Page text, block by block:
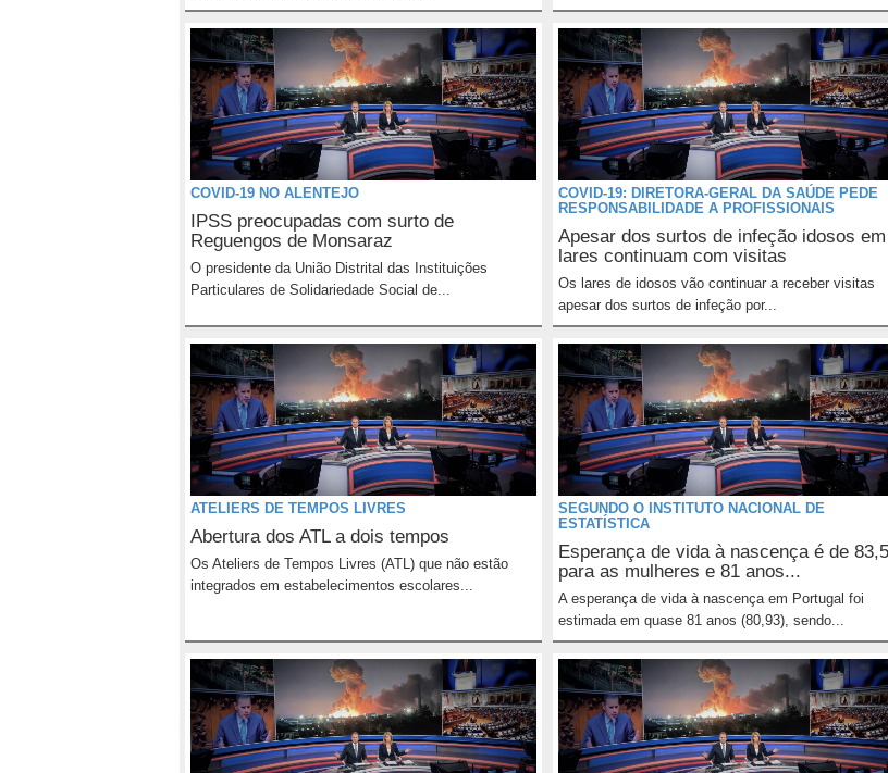
COVID-19 NO ALENTEJO
IPSS preocupadas com surto de
Reguengos de Monsaraz
O presidente da União Distrital das Instituições
Particulares de Solidariedade Social de...
COVID-19: DIRETORA-GERAL DA SAÚDE PEDE
RESPONSABILIDADE A PROFISSIONAIS
Apesar dos surtos de infeção idosos em
lares continuam com visitas
Os lares de idosos vão continuar a receber visitas
apesar dos surtos de infeção por...
ATELIERS DE TEMPOS LIVRES
Abertura dos ATL a dois tempos
Os Ateliers de Tempos Livres (ATL) que não estão
integrados em estabelecimentos escolares...
SEGUNDO O INSTITUTO NACIONAL DE
ESTATÍSTICA
Esperança de vida à nascença é de 83,5
para as mulheres e 81 anos...
A esperança de vida à nascença em Portugal foi
estimada em quase 81 anos (80,93), sendo...